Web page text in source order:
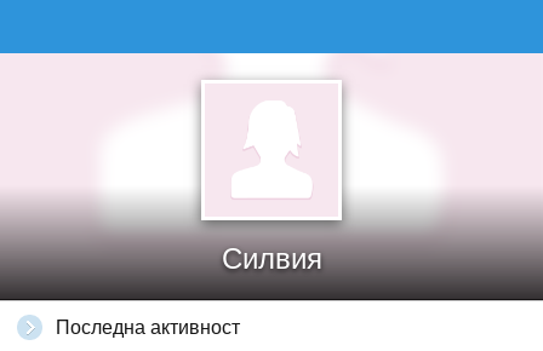
Силвия
Последна активност